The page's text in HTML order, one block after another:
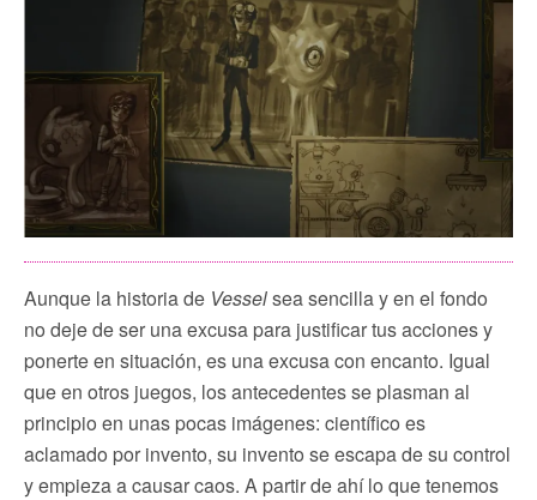
Aunque la historia de Vesselsea sencilla y en el fondo
no deje de ser una excusa para justificar tus acciones y
ponerte en situación, es una excusa con encanto. Igual
que en otros juegos, los antecedentes se plasman al
principio en unas pocas imágenes: científico es
aclamado por invento, su invento se escapa de su control
y empieza a causar caos. A partir de ahí lo que tenemos